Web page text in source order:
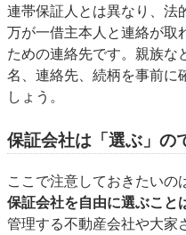
連帯保証人とは異なり、法
万が一借主本人と連絡が取
ための連絡先です。親族な
名、連絡先、続柄を事前に
しょう。
保証会社は「選ぶ」の
ここで注意しておきたいの
保証会社を自由に選ぶこと
管理する不動産会社や大家